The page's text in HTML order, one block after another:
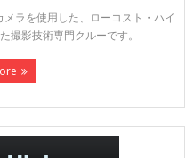
ラを使用した、ローコスト・ハイ
撮影技術専門クルーです。